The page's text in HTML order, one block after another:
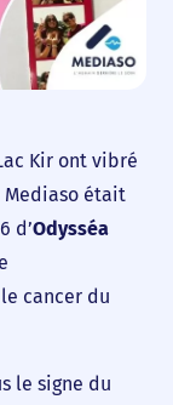
Kir ont vibré
Mediaso était
d’Odysséa
cancer du
le signe du